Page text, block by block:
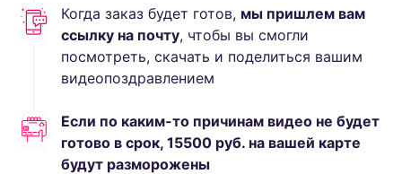
Когда заказ будет готов, мы пришлем вам
ссылку на почту, чтобы вы смогли
посмотреть, скачать и поделиться вашим
видеопоздравлением
Если по каким-то причинам видео не будет
готово в срок, 15500 руб. на вашей карте
будут разморожены